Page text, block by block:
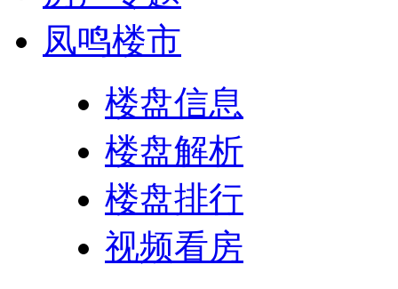
凤鸣楼市
楼盘信息
楼盘解析
楼盘排行
视频看房